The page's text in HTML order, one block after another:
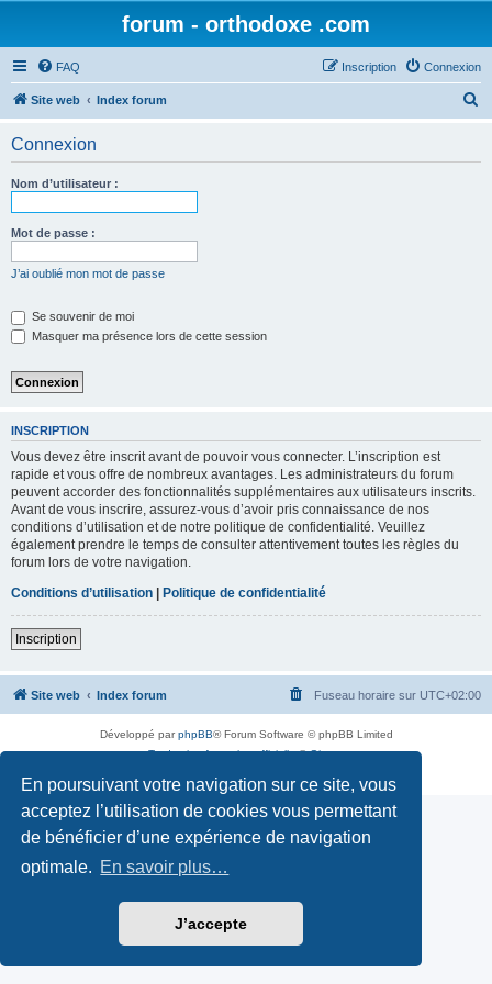
En poursuivant votre navigation sur ce site, vous
acceptez l’utilisation de cookies vous permettant
de bénéficier d’une expérience de navigation
optimale. En savoir plus…
J’accepte
forum - orthodoxe .com
FAQ Connexion
Inscription
Site web Index forum
Connexion
Nom d’utilisateur :
Mot de passe :
J’ai oublié mon mot de passe
Se souvenir de moi
Masquer ma présence lors de cette session
INSCRIPTION
Vous devez être inscrit avant de pouvoir vous connecter. L’inscription est
rapide et vous offre de nombreux avantages. Les administrateurs du forum
peuvent accorder des fonctionnalités supplémentaires aux utilisateurs inscrits.
Avant de vous inscrire, assurez-vous d’avoir pris connaissance de nos
conditions d’utilisation et de notre politique de confidentialité. Veuillez
également prendre le temps de consulter attentivement toutes les règles du
forum lors de votre navigation.
Conditions d’utilisation | Politique de confidentialité
Inscription
Site web Index forum Fuseau horaire sur UTC+02:00
Développé parphpBB® Forum Software © phpBB Limited
Traduction française officielle©Qiaeru